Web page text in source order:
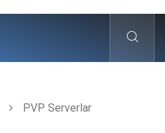
PVP Serverlar